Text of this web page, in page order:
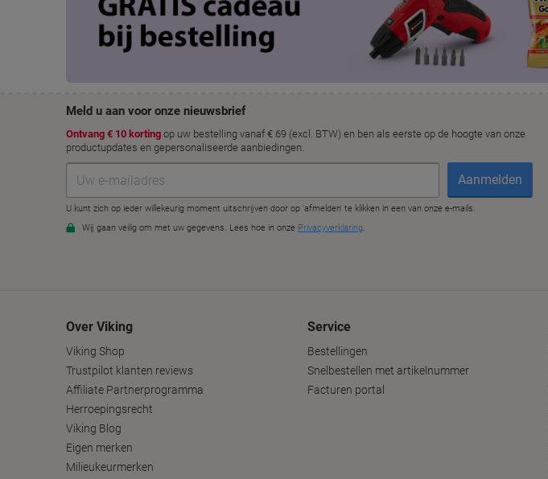
Over Viking
Viking Shop
Trustpilot klanten reviews
Affiliate Partnerprogramma
Herroepingsrecht
Viking Blog
Eigen merken
Milieukeurmerken
Service
Bestellingen
Snelbestellen met artikelnummer
Facturen portal